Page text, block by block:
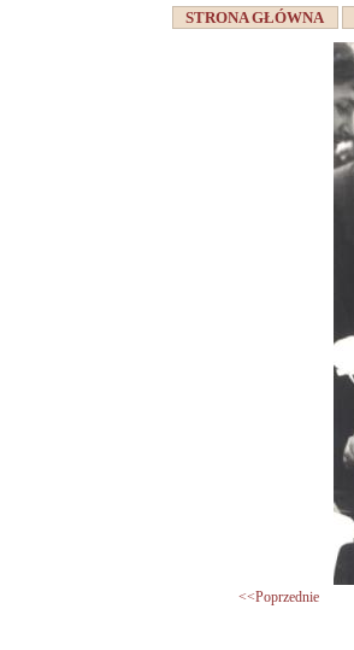
STRONA GŁÓWNA
<<Poprzednie